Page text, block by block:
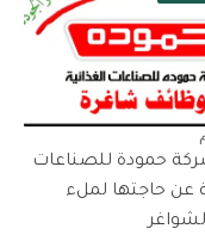
حمودة للصناعات
عن حاجتها لملء